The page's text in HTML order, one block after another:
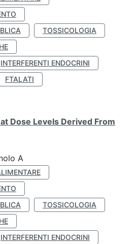
TOSSICOLOGIA
INTERFERENTI ENDOCRINI
FTALATI
Dose Levels Derived From
A
TOSSICOLOGIA
INTERFERENTI ENDOCRINI